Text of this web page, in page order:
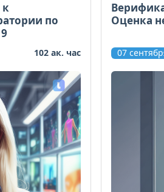
к
по
102 ак. час
Оценка
07